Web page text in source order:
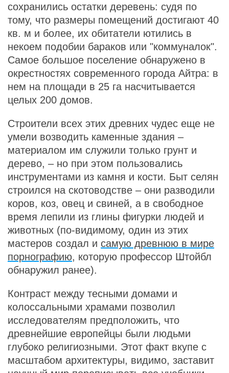
сохранились остатки деревень: судя по
тому, что размеры помещений достигают 40
кв. м и более, их обитатели ютились в
некоем подобии бараков или "коммуналок".
Самое большое поселение обнаружено в
окрестностях современного города Айтра: в
нем на площади в 25 га насчитывается
целых 200 домов.
Строители всех этих древних чудес еще не
умели возводить каменные здания –
материалом им служили только грунт и
дерево, – но при этом пользовались
инструментами из камня и кости. Быт селян
строился на скотоводстве – они разводили
коров, коз, овец и свиней, а в свободное
время лепили из глины фигурки людей и
животных (по-видимому, один из этих
мастеров создал и самую древнюю в мире
порнографию, которую профессор Штойбл
обнаружил ранее).
Контраст между тесными домами и
колоссальными храмами позволил
исследователям предположить, что
древнейшие европейцы были людьми
глубоко религиозными. Этот факт вкупе с
масштабом архитектуры, видимо, заставит